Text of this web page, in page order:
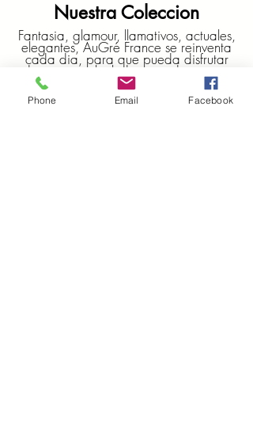
Nuestra Coleccion
Fantasia, glamour, llamativos, actuales,
elegantes, AuGré France se reinventa
cada dia, para que pueda disfrutar
de un nuevo look de acuerdo con sus
antojos del momento.
Phone Email Facebook